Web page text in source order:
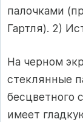
палочками
Гартля). 2)
На черном
стеклянные
бесцветного
имеет